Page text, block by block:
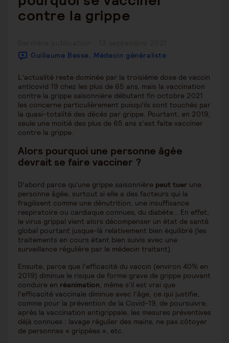
contre la grippe
publiée :
Guillaume Besse, Médecin généraliste
L’actualité reste dominée par la troisième dose de vaccin
anticovid 19 chez les plus de 65 ans, mais la vaccination
contre la grippe saisonnière débutant fin octobre 2021
les concerne particulièrement puisqu’ils sont touchés par
la quasi-totalité des décès par grippe. Pourtant, en 2019,
seule une moitié des plus de 65 ans s’est faite vacciner
contre la grippe.
Alors pourquoi une personne âgée
devrait se faire vacciner ?
D’abord parce qu’une grippe saisonnière peut tuer une
personne âgée, surtout si elle a des facteurs qui la
fragilisent comme une dénutrition, une insuffisance
respiratoire ou cardiaque connues, du diabète… En effet,
le virus grippal vient alors décompenser un état de santé
global pourtant jusque-là relativement bien équilibré (les
traitements en cours étant bien suivis avec une
surveillance régulière par le médecin traitant).
Ensuite, parce que l’efficacité du vaccin (environ 40% en
2019) diminue le risque de forme grave de grippe pouvant
conduire en réanimation, même s’il est vrai que
l’efficacité vaccinale diminue avec l’âge, ce qui justifie,
comme pour la prévention de la Covid-19, de poursuivre,
après la vaccination antigrippale, les mesures préventives
déjà connues : lavage régulier des mains, ne pas côtoyer
de personnes « grippées », etc.